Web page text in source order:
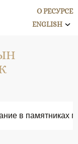
О РЕСУРСЕ
ENGLISH
в памятниках